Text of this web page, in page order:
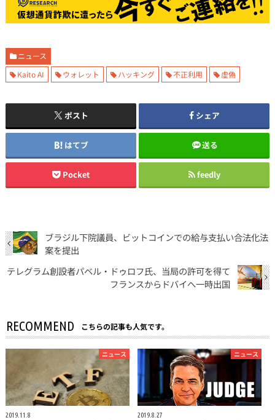
ニュース
Kaito AI
ウォレット ハッキング 不正利用 虚偽
ポスト シェア
はてブ 送る
Pocket feedly
ブラジル下院議員、ビットコインでの給与支払い合法化法
案を提出
テレグラム創設者パベル・ドゥロフ氏、当局の許可を得て
フランスからドバイへ一時出国
RECOMMEND こちらの記事も人気です。
ニュース
2019.11.8
ニュース
2019.8.27